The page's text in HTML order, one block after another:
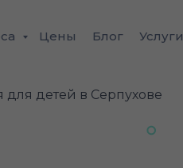
Цены Блог Услуги
детей в Серпухове